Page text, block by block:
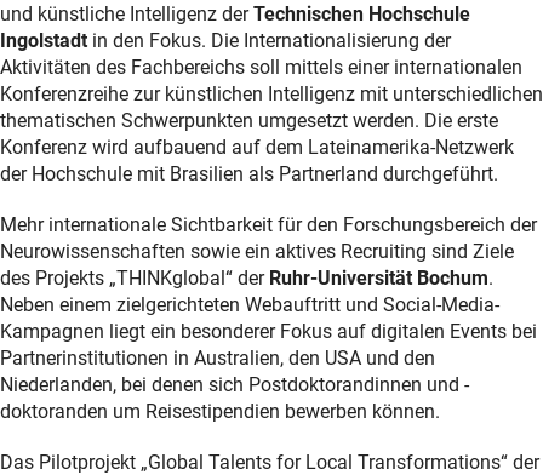
und künstliche Intelligenz derTechnischen Hochschule
Ingolstadt in den Fokus. Die Internationalisierung der
Aktivitäten des Fachbereichs soll mittels einer internationalen
Konferenzreihe zur künstlichen Intelligenz mit unterschiedlichen
thematischen Schwerpunkten umgesetzt werden. Die erste
Konferenz wird aufbauend auf dem Lateinamerika-Netzwerk
der Hochschule mit Brasilien als Partnerland durchgeführt.
Mehr internationale Sichtbarkeit für den Forschungsbereich der
Neurowissenschaften sowie ein aktives Recruiting sind Ziele
des Projekts „THINKglobal“ der Ruhr-Universität Bochum.
Neben einem zielgerichteten Webauftritt und Social-Media-
Kampagnen liegt ein besonderer Fokus auf digitalen Events bei
Partnerinstitutionen in Australien, den USA und den
Niederlanden, bei denen sich Postdoktorandinnen und -
doktoranden um Reisestipendien bewerben können.
Das Pilotprojekt „Global Talents for Local Transformations“ der